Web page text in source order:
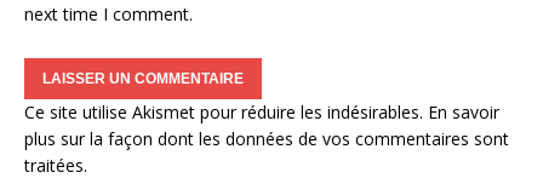
next time I comment.
Ce site utilise Akismet pour réduire les indésirables. En savoir
plus sur la façon dont les données de vos commentaires sont
traitées.